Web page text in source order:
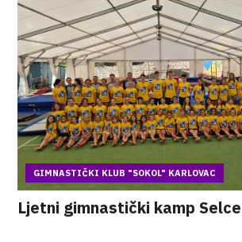
GIMNASTIČKI KLUB "SOKOL" KARLOVAC
Ljetni gimnastički kamp